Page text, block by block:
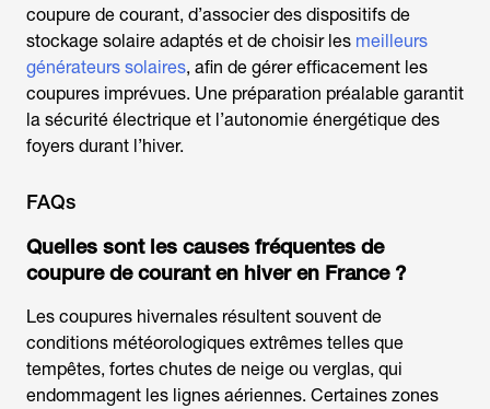
coupure de courant, d’associer des dispositifs de
stockage solaire adaptés et de choisir les meilleurs
générateurs solaires, afin de gérer efficacement les
coupures imprévues. Une préparation préalable garantit
la sécurité électrique et l’autonomie énergétique des
foyers durant l’hiver.
FAQs
Quelles sont les causes fréquentes de
coupure de courant en hiver en France ?
Les coupures hivernales résultent souvent de
conditions météorologiques extrêmes telles que
tempêtes, fortes chutes de neige ou verglas, qui
endommagent les lignes aériennes. Certaines zones